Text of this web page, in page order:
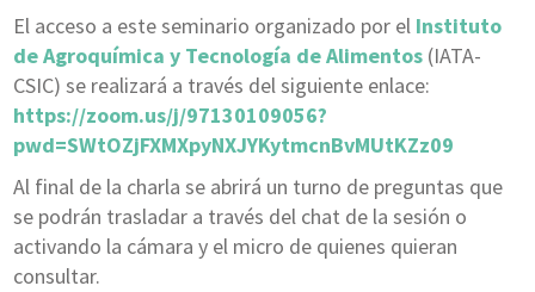
El acceso a este seminario organizado por el Instituto
de Agroquímica y Tecnología de Alimentos(IATA-
CSIC) se realizará a través del siguiente enlace:
https://zoom.us/j/97130109056?
pwd=SWtOZjFXMXpyNXJYKytmcnBvMUtKZz09
Al final de la charla se abrirá un turno de preguntas que
se podrán trasladar a través del chat de la sesión o
activando la cámara y el micro de quienes quieran
consultar.